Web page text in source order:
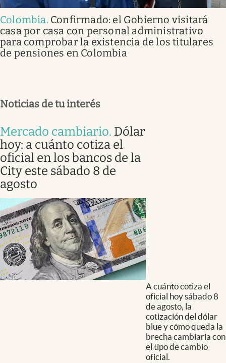
Colombia. Confirmado: el Gobierno visitará
casa por casa con personal administrativo
para comprobar la existencia de los titulares
de pensiones en Colombia
Noticias de tu interés
Mercado cambiario. Dólar
hoy: a cuánto cotiza el
oficial en los bancos de la
City este sábado 8 de
agosto
A cuánto cotiza el
oficial hoy sábado 8
de agosto, la
cotización del dólar
blue y cómo queda la
brecha cambiaria con
el tipo de cambio
oficial.